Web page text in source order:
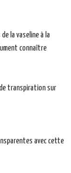
la vaseline à la
connaître
transpiration sur
avec cette